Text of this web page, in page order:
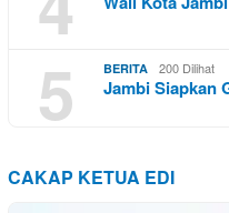
5 BERITA 200 Dilihat
Jambi Siapkan
CAKAP KETUA EDI